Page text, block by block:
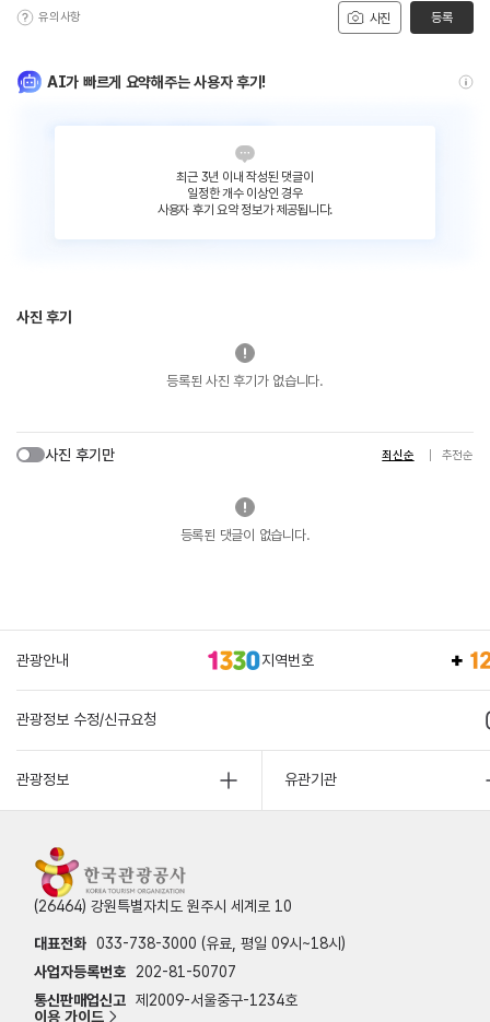
사진
유의사항 등록
AI가 빠르게 요약해주는 사용자 후기!
최근 3년 이내 작성된 댓글이
일정한 개수 이상인 경우
사용자 후기 요약 정보가 제공됩니다.
사진 후기
등록된 사진 후기가 없습니다.
사진 후기만 최신순 추천순
등록된 댓글이 없습니다.
관광안내 지역번호
관광정보 수정/신규요청
관광정보 유관기관
(26464) 강원특별자치도 원주시 세계로 10
대표전화 033-738-3000 (유료, 평일 09시~18시)
사업자등록번호
202-81-50707
통신판매업신고 제2009-서울중구-1234호
이용 가이드